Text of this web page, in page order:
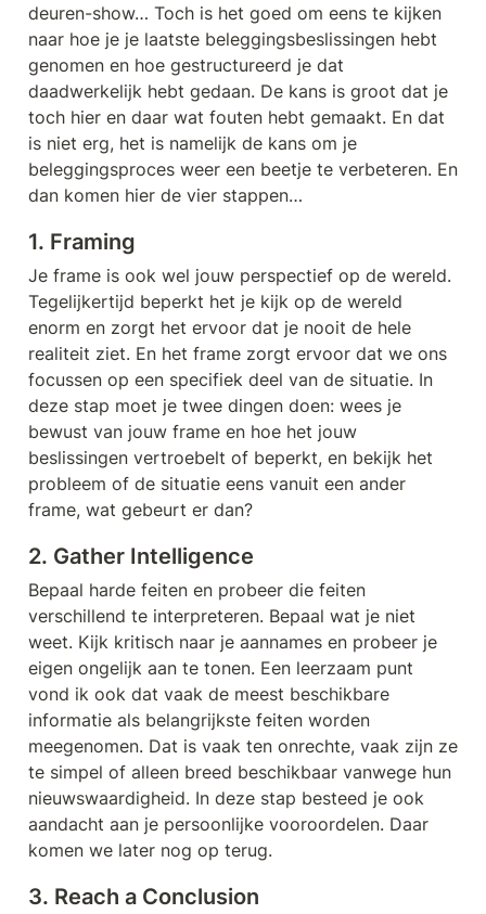
deuren-show… Toch is het goed om eens te kijken
naar hoe je je laatste beleggingsbeslissingen hebt
genomen en hoe gestructureerd je dat
daadwerkelijk hebt gedaan. De kans is groot dat je
toch hier en daar wat fouten hebt gemaakt. En dat
is niet erg, het is namelijk de kans om je
beleggingsproces weer een beetje te verbeteren. En
dan komen hier de vier stappen…
1. Framing
Je frame is ook wel jouw perspectief op de wereld.
Tegelijkertijd beperkt het je kijk op de wereld
enorm en zorgt het ervoor dat je nooit de hele
realiteit ziet. En het frame zorgt ervoor dat we ons
focussen op een specifiek deel van de situatie. In
deze stap moet je twee dingen doen: wees je
bewust van jouw frame en hoe het jouw
beslissingen vertroebelt of beperkt, en bekijk het
probleem of de situatie eens vanuit een ander
frame, wat gebeurt er dan?
2. Gather Intelligence
Bepaal harde feiten en probeer die feiten
verschillend te interpreteren. Bepaal wat je niet
weet. Kijk kritisch naar je aannames en probeer je
eigen ongelijk aan te tonen. Een leerzaam punt
vond ik ook dat vaak de meest beschikbare
informatie als belangrijkste feiten worden
meegenomen. Dat is vaak ten onrechte, vaak zijn ze
te simpel of alleen breed beschikbaar vanwege hun
nieuwswaardigheid. In deze stap besteed je ook
aandacht aan je persoonlijke vooroordelen. Daar
komen we later nog op terug.
3. Reach a Conclusion